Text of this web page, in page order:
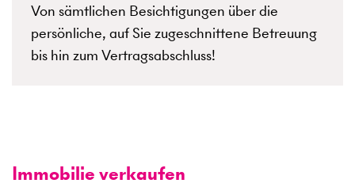
Von sämtlichen Besichtigungen über die
persönliche, auf Sie zugeschnittene Betreuung
bis hin zum Vertragsabschluss!
Immobilie verkaufen